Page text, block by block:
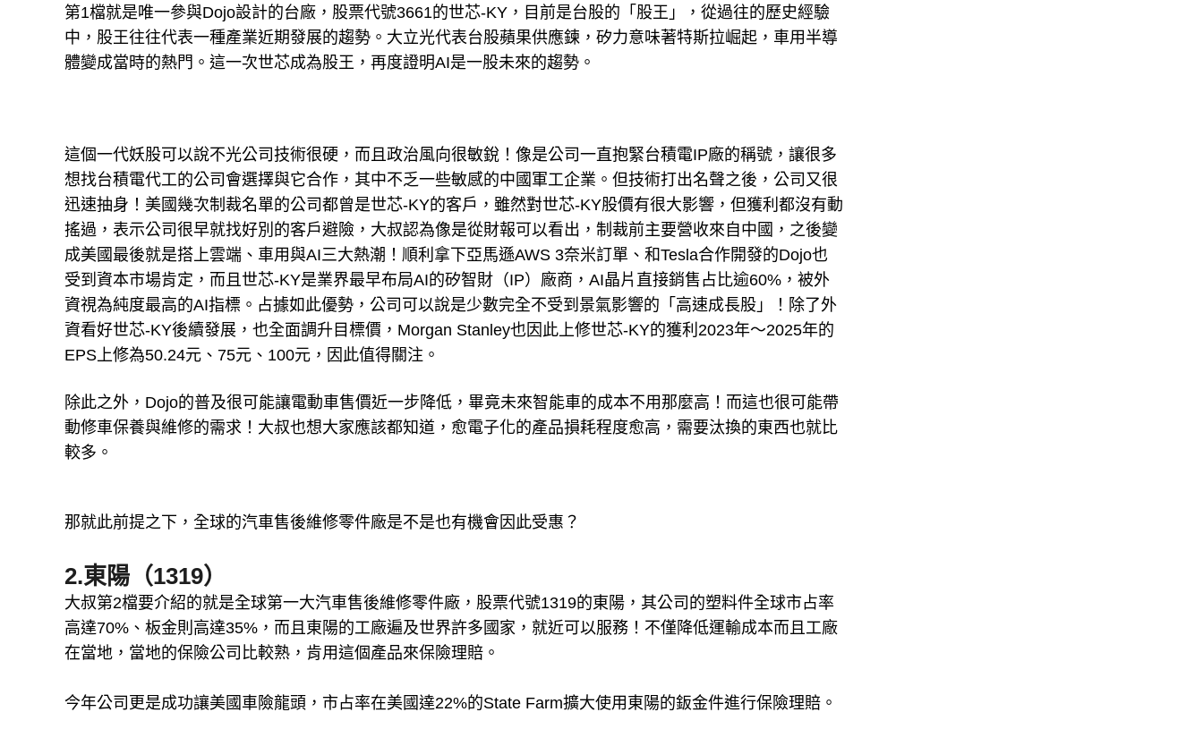
第1檔就是唯一參與Dojo設計的台廠，股票代號3661的世芯-KY，目前是台股的「股王」，從過往的歷史經驗
中，股王往往代表一種產業近期發展的趨勢。大立光代表台股蘋果供應鍊，矽力意味著特斯拉崛起，車用半導
體變成當時的熱門。這一次世芯成為股王，再度證明AI是一股未來的趨勢。
這個一代妖股可以說不光公司技術很硬，而且政治風向很敏銳！像是公司一直抱緊台積電IP廠的稱號，讓很多
想找台積電代工的公司會選擇與它合作，其中不乏一些敏感的中國軍工企業。但技術打出名聲之後，公司又很
迅速抽身！美國幾次制裁名單的公司都曾是世芯-KY的客戶，雖然對世芯-KY股價有很大影響，但獲利都沒有動
搖過，表示公司很早就找好別的客戶避險，大叔認為像是從財報可以看出，制裁前主要營收來自中國，之後變
成美國最後就是搭上雲端、車用與AI三大熱潮！順利拿下亞馬遜AWS 3奈米訂單、和Tesla合作開發的Dojo也
受到資本市場肯定，而且世芯-KY是業界最早布局AI的矽智財（IP）廠商，AI晶片直接銷售占比逾60%，被外
資視為純度最高的AI指標。占據如此優勢，公司可以說是少數完全不受到景氣影響的「高速成長股」！除了外
資看好世芯-KY後續發展，也全面調升目標價，Morgan Stanley也因此上修世芯-KY的獲利2023年～2025年的
EPS上修為50.24元、75元、100元，因此值得關注。
除此之外，Dojo的普及很可能讓電動車售價近一步降低，畢竟未來智能車的成本不用那麼高！而這也很可能帶
動修車保養與維修的需求！大叔也想大家應該都知道，愈電子化的產品損耗程度愈高，需要汰換的東西也就比
較多。
那就此前提之下，全球的汽車售後維修零件廠是不是也有機會因此受惠？
2.東陽（1319）
大叔第2檔要介紹的就是全球第一大汽車售後維修零件廠，股票代號1319的東陽，其公司的塑料件全球市占率
高達70%、板金則高達35%，而且東陽的工廠遍及世界許多國家，就近可以服務！不僅降低運輸成本而且工廠
在當地，當地的保險公司比較熟，肯用這個產品來保險理賠。
今年公司更是成功讓美國車險龍頭，市占率在美國達22%的State Farm擴大使用東陽的鈑金件進行保險理賠。